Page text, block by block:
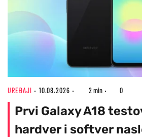
UREĐAJI 10.08.2026 2 min 0
Prvi Galaxy A18
hardver i softver